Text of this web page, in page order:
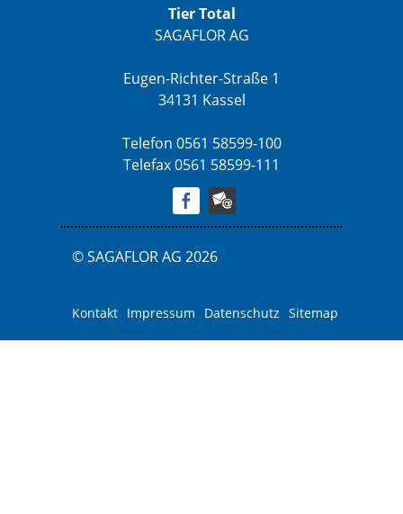
Tier Total
SAGAFLOR AG
Eugen-Richter-Straße 1
34131 Kassel
Telefon 0561 58599-100
Telefax 0561 58599-111
© SAGAFLOR AG 2026
Kontakt Impressum Datenschutz Sitemap